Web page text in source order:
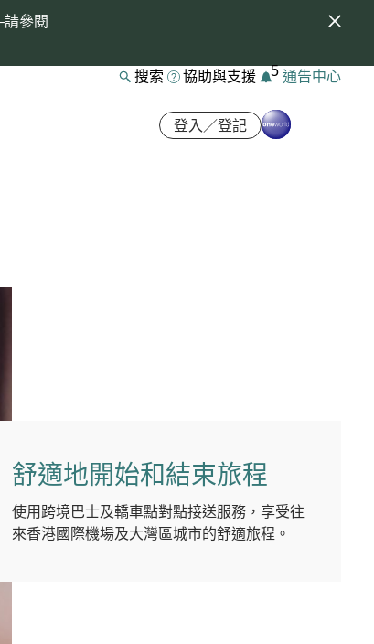
參閱
搜索 協助與支援 5 通告中心
登入／登記
舒適地開始和結束旅程
使用跨境巴士及轎車點對點接送服務，享受往
來香港國際機場及大灣區城市的舒適旅程。